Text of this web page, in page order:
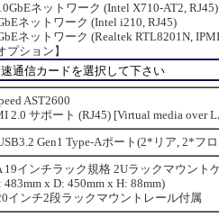
ネットワーク (Intel X710-AT2, RJ45)
ネットワーク (Intel i210, RJ45)
ネットワーク (Realtek RTL8201N,
プション】
AST2600
2.0 サポート (RJ45) [Virtual media over
Gen1 Type-Aポート(2*リア, 2*フ
19インチラック規格 2Uラックマウント
483mm x D: 450mm x H: 88mm)
インチ2段ラックマウントレール付属